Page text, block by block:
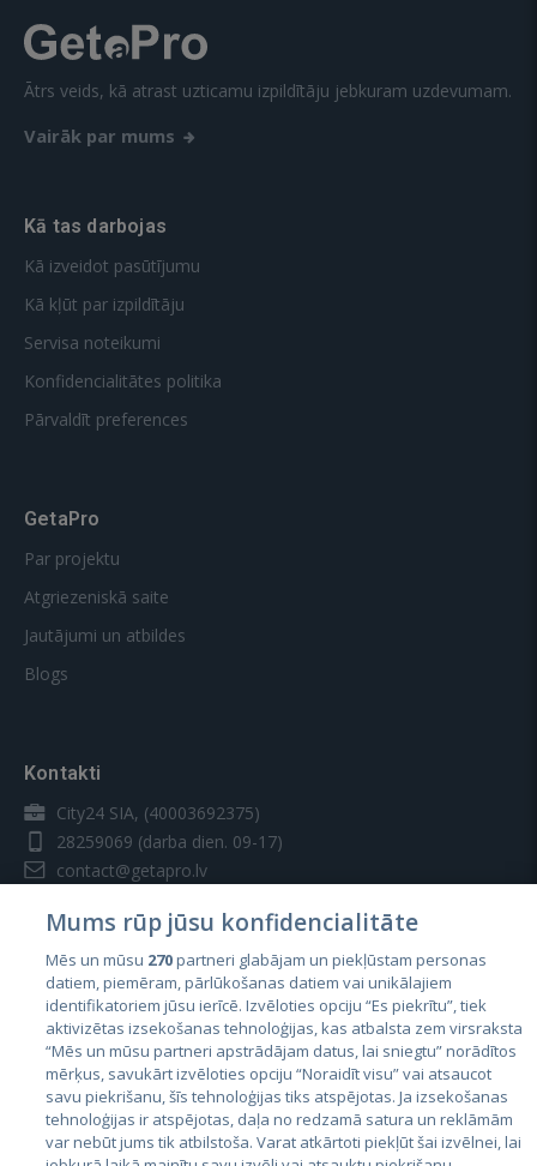
Ātrs veids, kā atrast uzticamu izpildītāju jebkuram uzdevumam.
Vairāk par mums
Kā tas darbojas
Kā izveidot pasūtījumu
Kā kļūt par izpildītāju
Servisa noteikumi
Konfidencialitātes politika
Pārvaldīt preferences
GetaPro
Par projektu
Atgriezeniskā saite
Jautājumi un atbildes
Blogs
Kontakti
City24 SIA, (40003692375)
28259069 (darba dien. 09-17)
contact@getapro.lv
Valstis
Igaunija
Latvija
Lietuva
Mums rūp jūsu konfidencialitāte
Mēs un mūsu 270partneri glabājam un piekļūstam personas
datiem, piemēram, pārlūkošanas datiem vai unikālajiem
identifikatoriem jūsu ierīcē. Izvēloties opciju “Es piekrītu”, tiek
aktivizētas izsekošanas tehnoloģijas, kas atbalsta zem virsraksta
“Mēs un mūsu partneri apstrādājam datus, lai sniegtu” norādītos
mērķus, savukārt izvēloties opciju “Noraidīt visu” vai atsaucot
savu piekrišanu, šīs tehnoloģijas tiks atspējotas. Ja izsekošanas
tehnoloģijas ir atspējotas, daļa no redzamā satura un reklāmām
var nebūt jums tik atbilstoša. Varat atkārtoti piekļūt šai izvēlnei, lai